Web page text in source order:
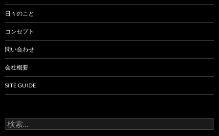
日々のこと
コンセプト
問い合わせ
会社概要
SITE GUIDE
検
索: